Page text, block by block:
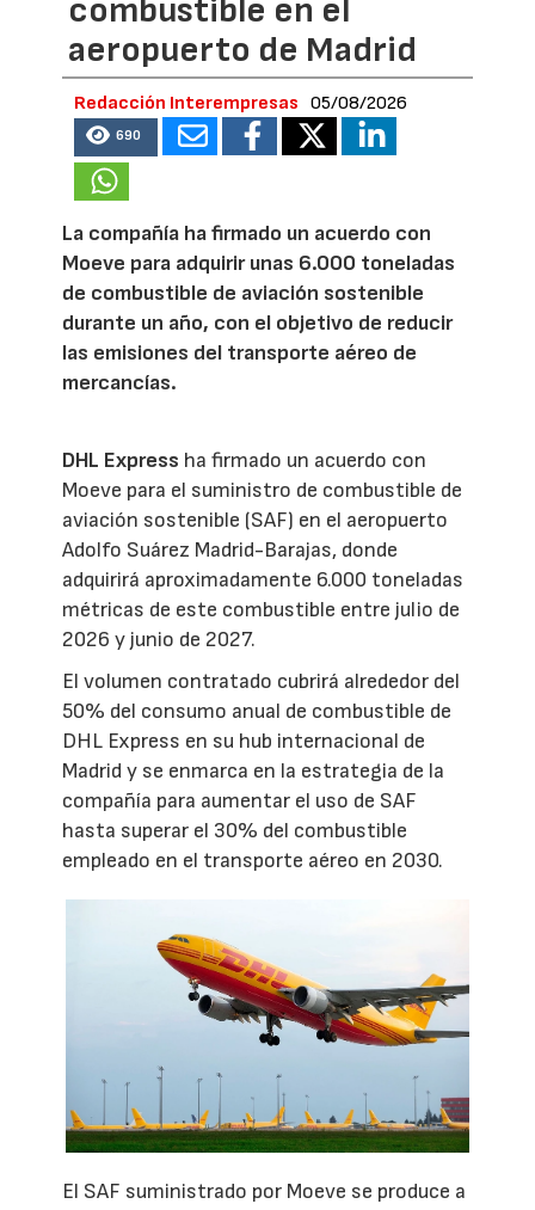
combustible en el
aeropuerto de Madrid
Redacción Interempresas 05/08/2026
690
La compañía ha firmado un acuerdo con
Moeve para adquirir unas 6.000 toneladas
de combustible de aviación sostenible
durante un año, con el objetivo de reducir
las emisiones del transporte aéreo de
mercancías.
DHL Express ha firmado un acuerdo con
Moeve para el suministro de combustible de
aviación sostenible (SAF) en el aeropuerto
Adolfo Suárez Madrid-Barajas, donde
adquirirá aproximadamente 6.000 toneladas
métricas de este combustible entre julio de
2026 y junio de 2027.
El volumen contratado cubrirá alrededor del
50% del consumo anual de combustible de
DHL Express en su hub internacional de
Madrid y se enmarca en la estrategia de la
compañía para aumentar el uso de SAF
hasta superar el 30% del combustible
empleado en el transporte aéreo en 2030.
El SAF suministrado por Moeve se produce a